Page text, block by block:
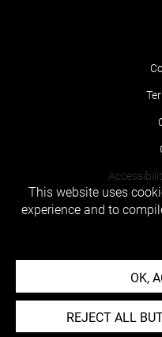
This website uses
experience and to
OK,
REJECT ALL